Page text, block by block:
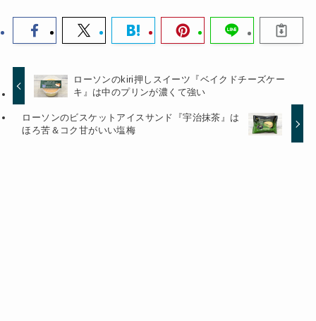
ローソンのkiri押しスイーツ『ベイクドチーズケー
キ』は中のプリンが濃くて強い
ローソンのビスケットアイスサンド『宇治抹茶』は
ほろ苦＆コク甘がいい塩梅